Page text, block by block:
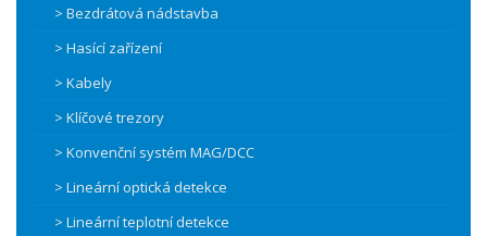
> Bezdrátová nádstavba
> Hasící zařízení
> Kabely
> Klíčové trezory
> Konvenční systém MAG/DCC
> Lineární optická detekce
> Lineární teplotní detekce